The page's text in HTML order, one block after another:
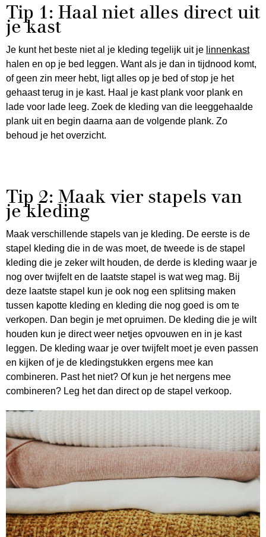
Tip 1: Haal niet alles direct uit
je kast
Je kunt het beste niet al je kleding tegelijk uit je linnenkast
halen en op je bed leggen. Want als je dan in tijdnood komt,
of geen zin meer hebt, ligt alles op je bed of stop je het
gehaast terug in je kast. Haal je kast plank voor plank en
lade voor lade leeg. Zoek de kleding van die leeggehaalde
plank uit en begin daarna aan de volgende plank. Zo
behoud je het overzicht.
Tip 2: Maak vier stapels van
je kleding
Maak verschillende stapels van je kleding. De eerste is de
stapel kleding die in de was moet, de tweede is de stapel
kleding die je zeker wilt houden, de derde is kleding waar je
nog over twijfelt en de laatste stapel is wat weg mag. Bij
deze laatste stapel kun je ook nog een splitsing maken
tussen kapotte kleding en kleding die nog goed is om te
verkopen. Dan begin je met opruimen. De kleding die je wilt
houden kun je direct weer netjes opvouwen en in je kast
leggen. De kleding waar je over twijfelt moet je even passen
en kijken of je de kledingstukken ergens mee kan
combineren. Past het niet? Of kun je het nergens mee
combineren? Leg het dan direct op de stapel verkoop.